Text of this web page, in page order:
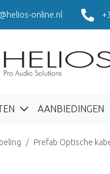
online.nl
AANBIEDINGEN
Prefab Optische